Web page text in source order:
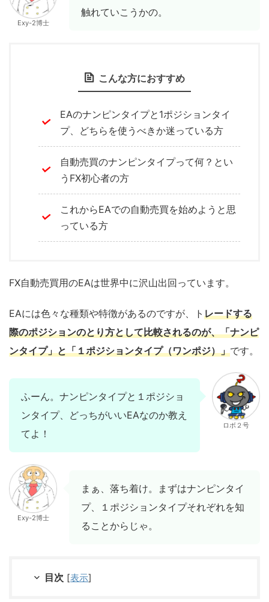
Exy-2博士
触れていこうかの。
こんな方におすすめ
EAのナンピンタイプと1ポジションタイ
プ、どちらを使うべきか迷っている方
自動売買のナンピンタイプって何？とい
うFX初心者の方
これからEAでの自動売買を始めようと思
っている方
FX自動売買用のEAは世界中に沢山出回っています。
EAには色々な種類や特徴があるのですが、ト レードする
際のポジションのとり方として比較されるのが、「ナンピ
ンタイプ」と「１ポジションタイプ（ワンポジ）」です。
ふーん。ナンピンタイプと１ポジショ
ンタイプ、どっちがいいEAなのか教え
てよ！
ロボ２号
Exy-2博士
まぁ、落ち着け。まずはナンピンタイ
プ、１ポジションタイプそれぞれを知
ることからじゃ。
目次 [表示]